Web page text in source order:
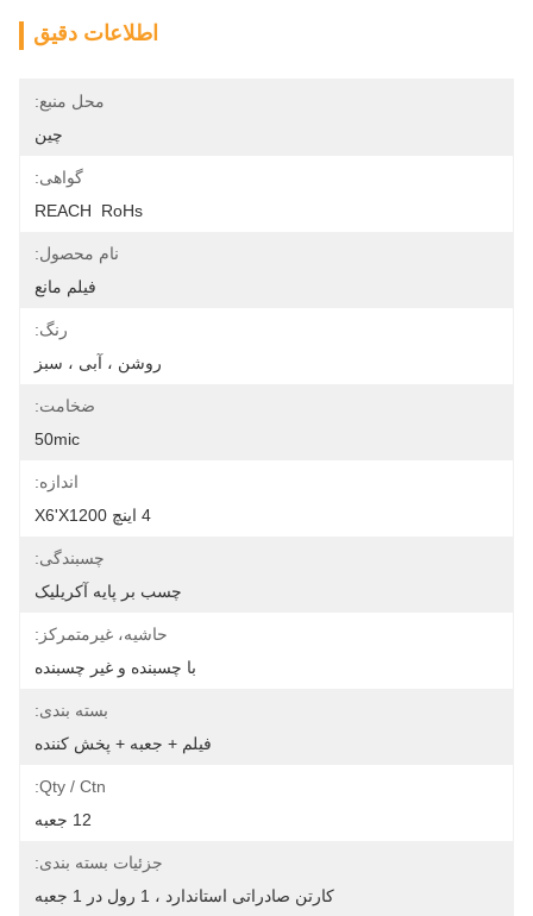
اطلاعات دقیق
محل منبع:
چین
گواهی:
REACH  RoHs
نام محصول:
فیلم مانع
رنگ:
روشن ، آبی ، سبز
ضخامت:
50mic
اندازه:
4 اینچ X6'x1200
چسبندگی:
چسب بر پایه آکریلیک
حاشیه، غیرمتمرکز:
با چسبنده و غیر چسبنده
بسته بندی:
فیلم + جعبه + پخش کننده
Qty / Ctn:
12 جعبه
جزئیات بسته بندی:
کارتن صادراتی استاندارد ، 1 رول در 1 جعبه